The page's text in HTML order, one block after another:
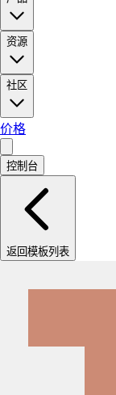
资源
社区
价格
控制台
返回模板列表